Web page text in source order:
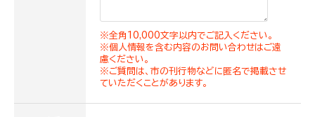
※全角10,000文字以内でご記入ください。
※個人情報を含む内容のお問い合わせはご遠
慮ください。
※ご質問は、市の刊行物などに匿名で掲載させ
ていただくことがあります。